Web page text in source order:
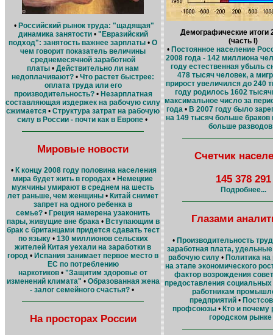
• Российский рынок труда: "щадящая"
динамика занятости• "Евразийский
подход": занятость важнее зарплаты • О
чем говорит показатель величины
среднемесячной заработной
платы • Действительно ли нам
недоплачивают? • Что растет быстрее:
оплата труда или его
производительность?• Незарплатная
составляющая издержек на рабочую силу
сжимается • Структура затрат на рабочую
силу в России - почти как в Европе•
Мировые новости
• К концу 2008 году половина населения
мира будет жить в городах • Немецкие
мужчины умирают в среднем на шесть
лет раньше, чем женщины • Китай снимет
запрет на одного ребенка в
семье? • Греция намерена узаконить
пары, живущие вне брака• Вступающим в
брак с британцами придется сдавать тест
по языку• 130 миллионов сельских
жителей Китая уехали на заработки в
город • Испания занимает первое место в
ЕC по потреблению
наркотиков • "Защитим здоровье от
изменений климата" • Образованная жена
- залог семейного счастья? •
На просторах России
Демографические итоги
(часть I)
• Постоянное население
2008 года - 142 миллиона
году естественная убыль
478 тысяч человек, а
прирост увеличился до 240
году родилось 1602
максимальное число за
года• В 2007 году было
на 149 тысяч больше браков
больше разводов
Счетчик
145 378 291
Подробнее...
Глазами
• Производительность
заработная плата,
рабочую силу • Политика на
на этапе экономического
фактор возрождения
предоставления социальных
работникам
предприятий•
профсоюзы• Кто и почему
городском рынке